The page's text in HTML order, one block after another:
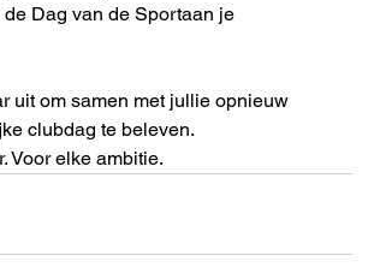
Dag van de Sportaan je
uit om samen met jullie opnieuw
clubdag te beleven.
Voor elke ambitie.